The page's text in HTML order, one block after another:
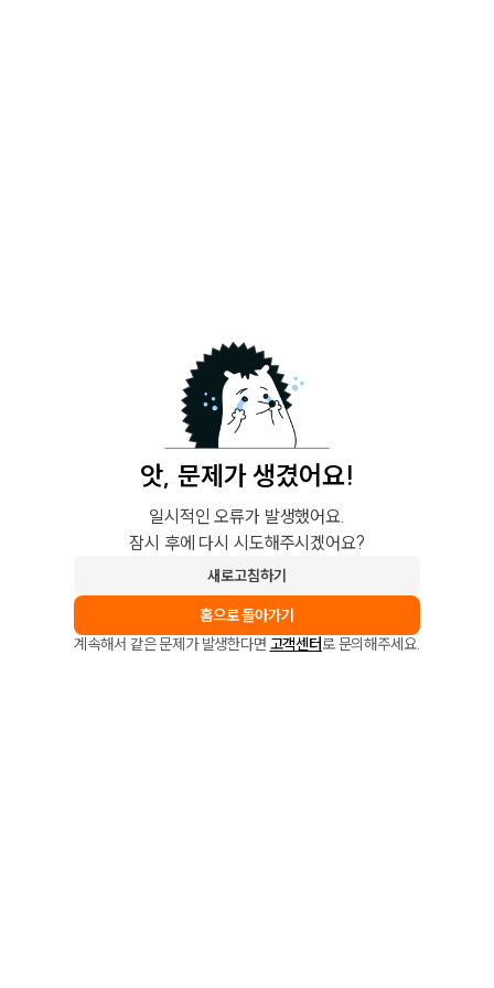
앗, 문제가 생겼어요!
일시적인 오류가 발생했어요.
잠시 후에 다시 시도해주시겠어요?
새로고침하기
홈으로 돌아가기
계속해서 같은 문제가 발생한다면 고객센터로 문의해주세요.